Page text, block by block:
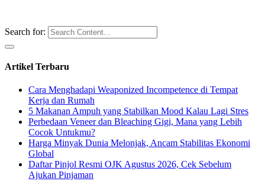
Search for:
Artikel Terbaru
Cara Menghadapi Weaponized Incompetence di Tempat
Kerja dan Rumah
5 Makanan Ampuh yang Stabilkan Mood Kalau Lagi Stres
Perbedaan Veneer dan Bleaching Gigi, Mana yang Lebih
Cocok Untukmu?
Harga Minyak Dunia Melonjak, Ancam Stabilitas Ekonomi
Global
Daftar Pinjol Resmi OJK Agustus 2026, Cek Sebelum
Ajukan Pinjaman